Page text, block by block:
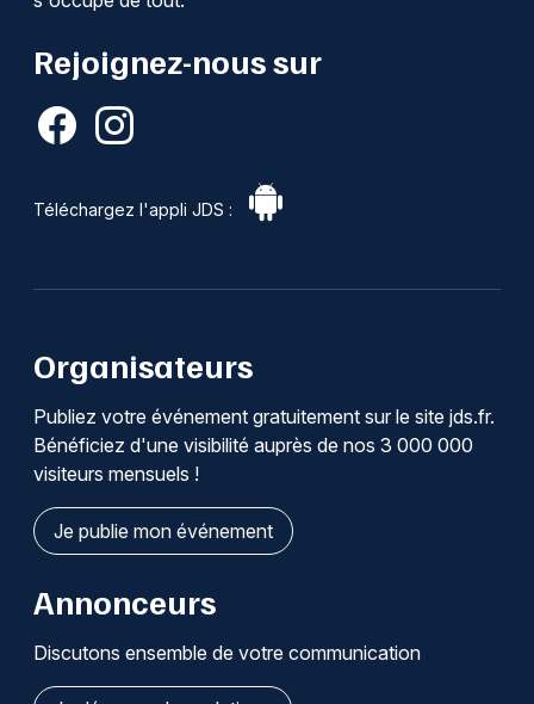
Rejoignez-nous sur
Téléchargez l'appli JDS :
Organisateurs
Publiez votre événement gratuitement sur le site jds.fr.
Bénéficiez d'une visibilité auprès de nos 3 000 000
visiteurs mensuels !
Je publie mon événement
Annonceurs
Discutons ensemble de votre communication